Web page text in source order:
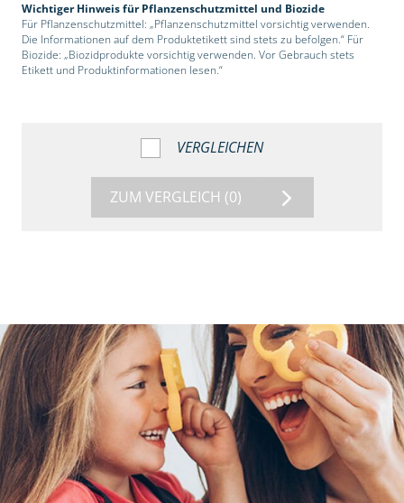
Wichtiger Hinweis für Pflanzenschutzmittel und Biozide
Für Pflanzenschutzmittel: „Pflanzenschutzmittel vorsichtig verwenden.
Die Informationen auf dem Produktetikett sind stets zu befolgen.“ Für
Biozide: „Biozidprodukte vorsichtig verwenden. Vor Gebrauch stets
Etikett und Produktinformationen lesen.“
VERGLEICHEN
ZUM VERGLEICH (0)